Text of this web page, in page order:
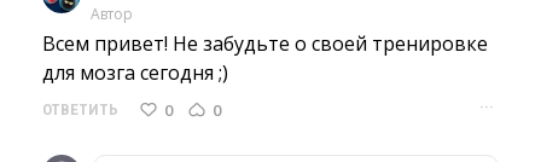
Автор
Всем привет! Не забудьте о своей тренировке
для мозга сегодня ;)
ОТВЕТИТЬ 0 0 ···